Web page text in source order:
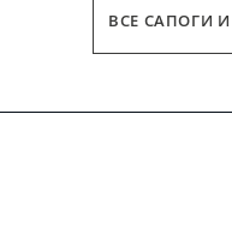
ВСЕ САПОГИ И